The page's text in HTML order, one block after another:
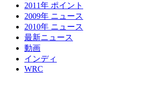
2011年 ポイント
2009年 ニュース
2010年 ニュース
最新ニュース
動画
インディ
WRC